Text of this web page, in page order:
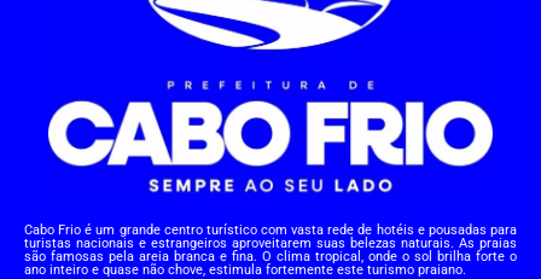
Cabo Frio é um grande centro turístico com vasta rede de hotéis e pousadas para
turistas nacionais e estrangeiros aproveitarem suas belezas naturais. As praias
são famosas pela areia branca e fina. O clima tropical, onde o sol brilha forte o
ano inteiro e quase não chove, estimula fortemente este turismo praiano.